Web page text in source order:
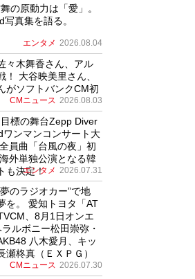
の原動力は「愛」。
真集を語る。
エンタメ 2026.08.04
々木舞香さん、アル
！ 大谷映美里さん、
がソフトバンクCM初
CMニュース 2026.08.03
標の舞台Zepp Diver
ワンマンコンサート大
員曲「台風の夜」初
外単独公演となる韓
も決定！
エンタメ 2026.07.31
のラジオカー”で地
を。 愛知トヨタ「AT
、8月1日オンエ
ルボニー松田崇弥・
八木愛月、キッ
瀬柊真（ＥＸＰＧ）
CMニュース 2026.07.30